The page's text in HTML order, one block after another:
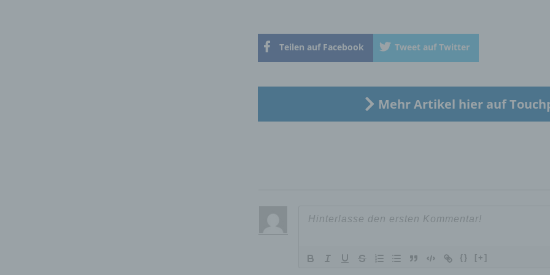
Teilen auf Facebook Tweet auf Twitter
Mehr Artikel hier auf
{} [+]
Verarbeitung ist jeder mit oder ohne Hilfe automatisierter
ausgeführte Vorgang oder jede solche Vorgangsreihe im
Zusammenhang mit personenbezogenen Daten wie das
Einschränkung der Verarbeitung ist die Markierung